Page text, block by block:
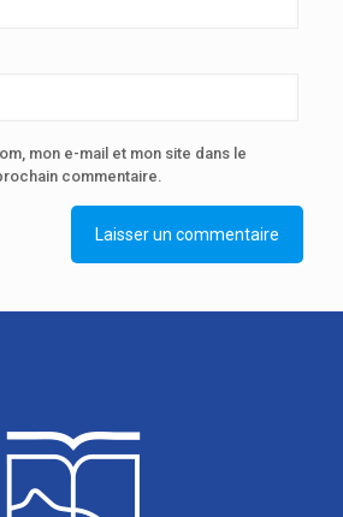
mon e-mail et mon site dans le
commentaire.